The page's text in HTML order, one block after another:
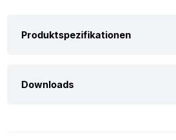
Da Sie vor dem Kauf wissen möchten,
Einheiten exakt die gleichen sind wie auf
Produktspezifikationen
Downloads